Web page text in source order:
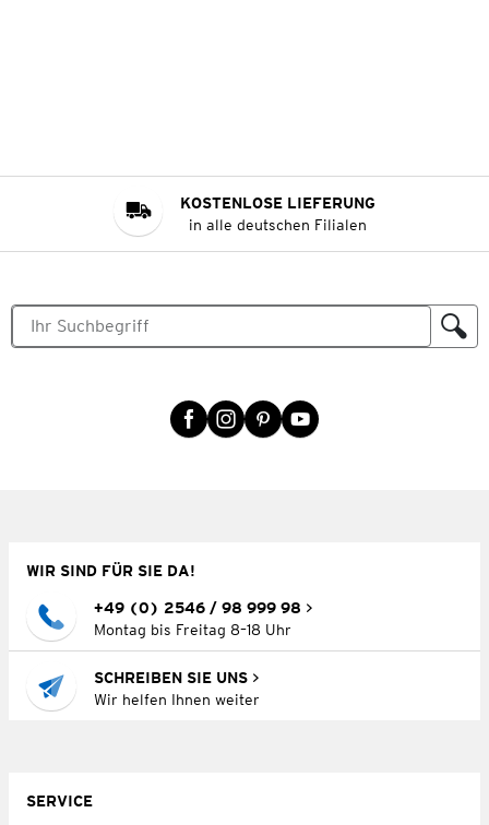
KOSTENLOSE LIEFERUNG
in alle deutschen Filialen
WIR SIND FÜR SIE DA!
+49 (0) 2546 / 98 999 98
Montag bis Freitag 8–18 Uhr
SCHREIBEN SIE UNS
Wir helfen Ihnen weiter
SERVICE